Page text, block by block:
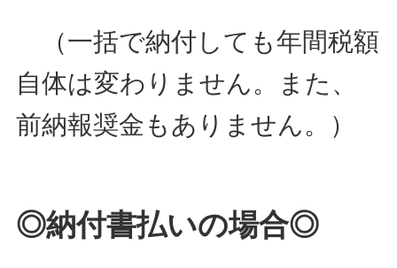
（一括で納付しても年間税額
自体は変わりません。また、
前納報奨金もありません。）
◎納付書払いの場合◎